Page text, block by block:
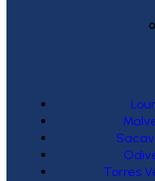
Torres